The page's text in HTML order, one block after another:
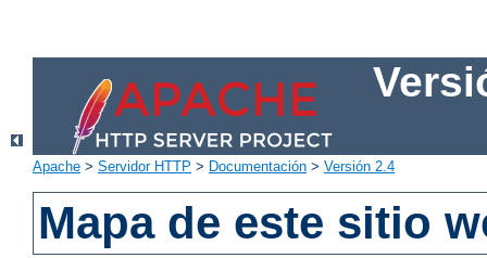
Apache > Servidor HTTP > Documentación > Versión 2.4
Mapa de este sitio